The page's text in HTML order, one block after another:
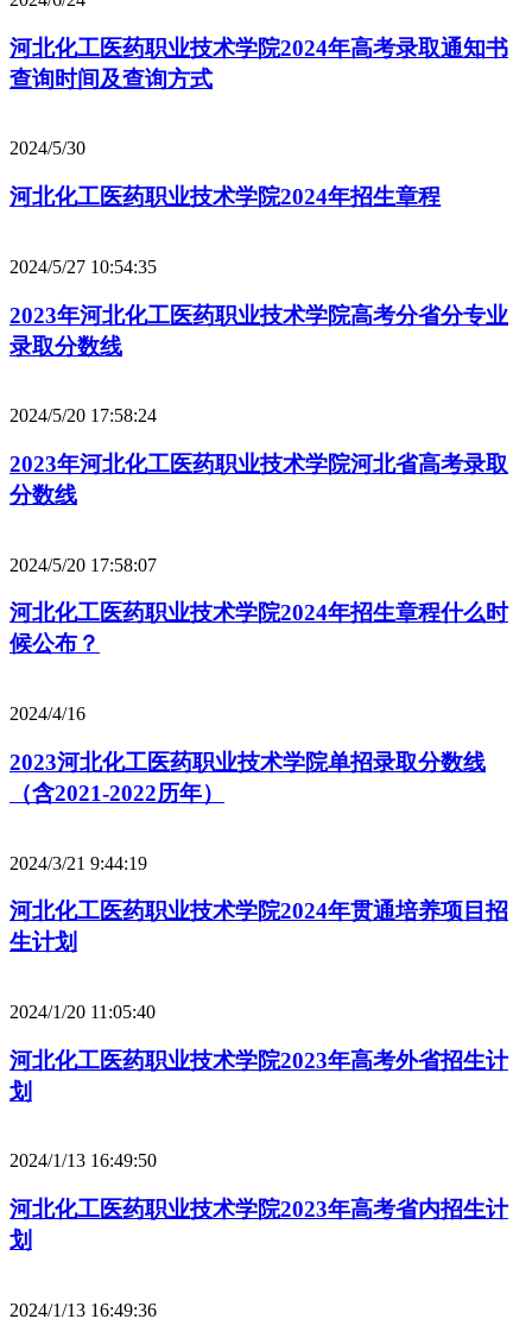
河北化工医药职业技术学院2024年高考录取通知书
查询时间及查询方式
2024/5/30
河北化工医药职业技术学院2024年招生章程
2024/5/27 10:54:35
2023年河北化工医药职业技术学院高考分省分专业
录取分数线
2024/5/20 17:58:24
2023年河北化工医药职业技术学院河北省高考录取
分数线
2024/5/20 17:58:07
河北化工医药职业技术学院2024年招生章程什么时
候公布？
2024/4/16
2023河北化工医药职业技术学院单招录取分数线
（含2021-2022历年）
2024/3/21 9:44:19
河北化工医药职业技术学院2024年贯通培养项目招
生计划
2024/1/20 11:05:40
河北化工医药职业技术学院2023年高考外省招生计
划
2024/1/13 16:49:50
河北化工医药职业技术学院2023年高考省内招生计
划
2024/1/13 16:49:36